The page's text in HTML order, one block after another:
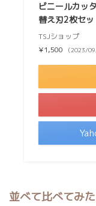
ビニールカッ
替え刃2枚セ
TSJショップ
¥1,500
（2023/
並べて比べてみた